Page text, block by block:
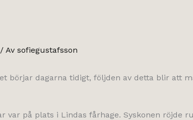
/ Av sofiegustafsson
börjar dagarna tidigt, följden av detta blir att
var på plats i Lindas fårhage. Syskonen röjde